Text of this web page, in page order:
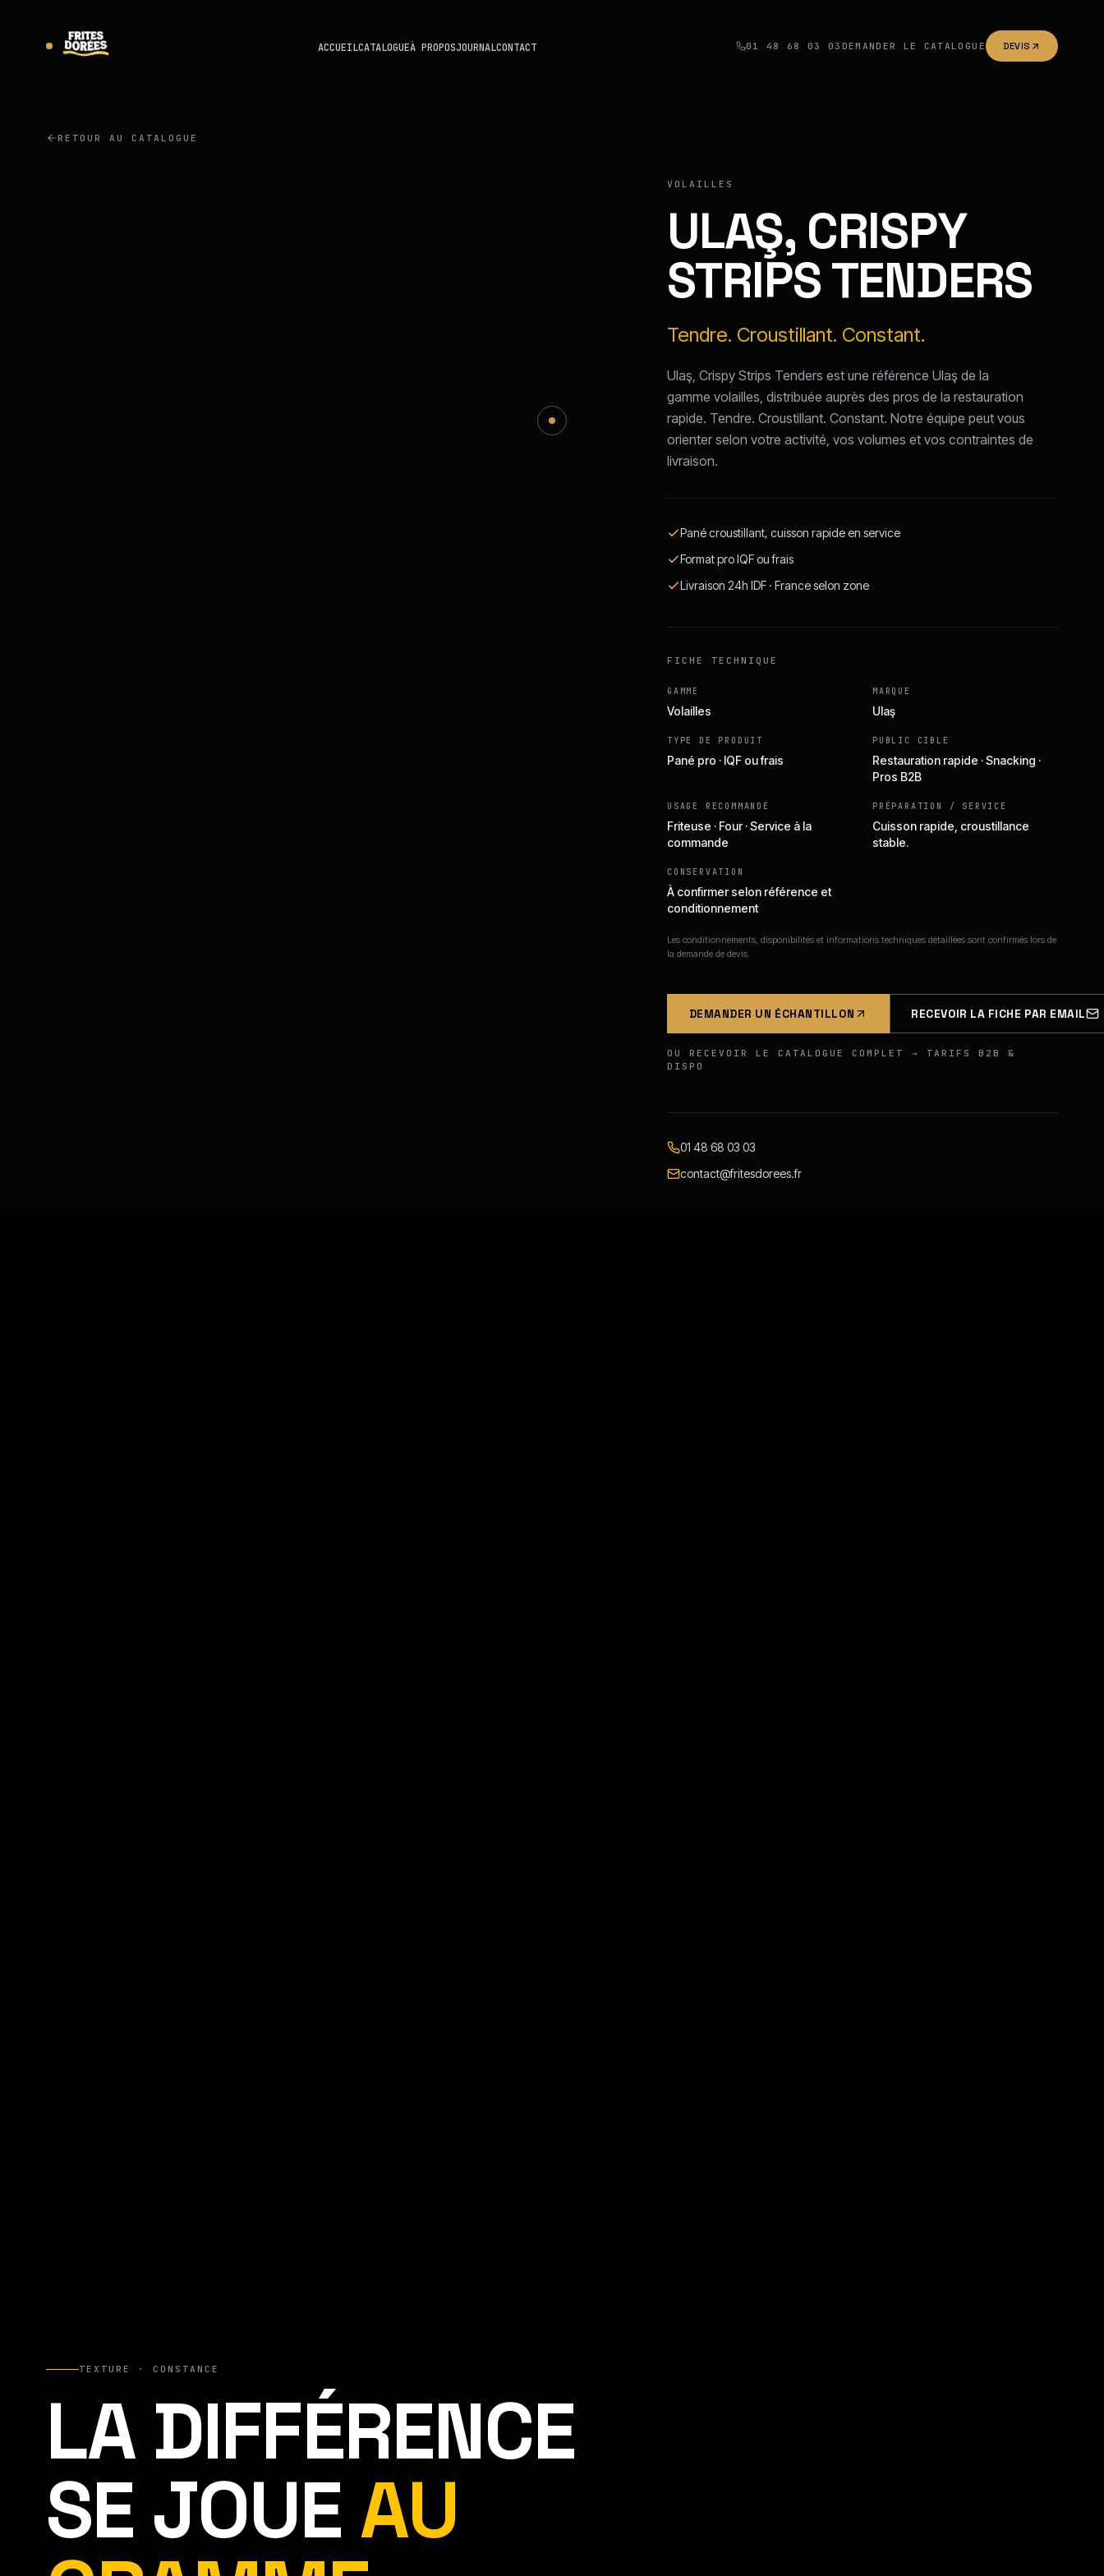
ACCUEILCATALOGUEÀ PROPOSJOURNALCONTACT 01 48 68 03 03 DEMANDER LE CATALOGUE DEVIS
RETOUR AU CATALOGUE
VOLAILLES
ULAŞ, CRISPY
STRIPS TENDERS
Tendre. Croustillant. Constant.
Ulaş, Crispy Strips Tenders est une référence Ulaş de la
gamme volailles, distribuée auprès des pros de la restauration
rapide. Tendre. Croustillant. Constant. Notre équipe peut vous
orienter selon votre activité, vos volumes et vos contraintes de
livraison.
Pané croustillant, cuisson rapide en service
Format pro IQF ou frais
Livraison 24h IDF · France selon zone
FICHE TECHNIQUE
GAMME
Volailles
MARQUE
Ulaş
TYPE DE PRODUIT
Pané pro · IQF ou frais
PUBLIC CIBLE
Restauration rapide · Snacking ·
Pros B2B
USAGE RECOMMANDÉ
Friteuse · Four · Service à la
commande
PRÉPARATION / SERVICE
Cuisson rapide, croustillance
stable.
CONSERVATION
À confirmer selon référence et
conditionnement
Les conditionnements, disponibilités et informations techniques détaillées sont confirmés lors de
la demande de devis.
DEMANDER UN ÉCHANTILLON RECEVOIR LA FICHE PAR EMAIL
OU RECEVOIR LE CATALOGUE COMPLET → TARIFS B2B &
DISPO
01 48 68 03 03
contact@fritesdorees.fr
TEXTURE · CONSTANCE
LA DIFFÉRENCE
SE JOUEAU